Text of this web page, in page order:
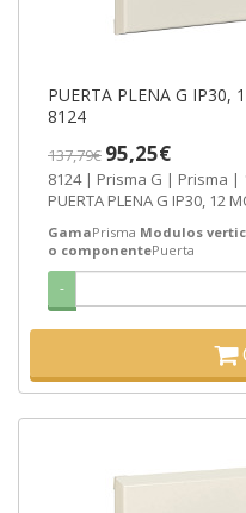
PUERTA PLENA G IP30,
8124
137,79€ 95,25€
8124 | Prisma G | Prisma | 12 | Puerta | Schneider Electric
PUERTA PLENA G IP30, 12
GamaPrisma Modulos
o componentePuerta
-